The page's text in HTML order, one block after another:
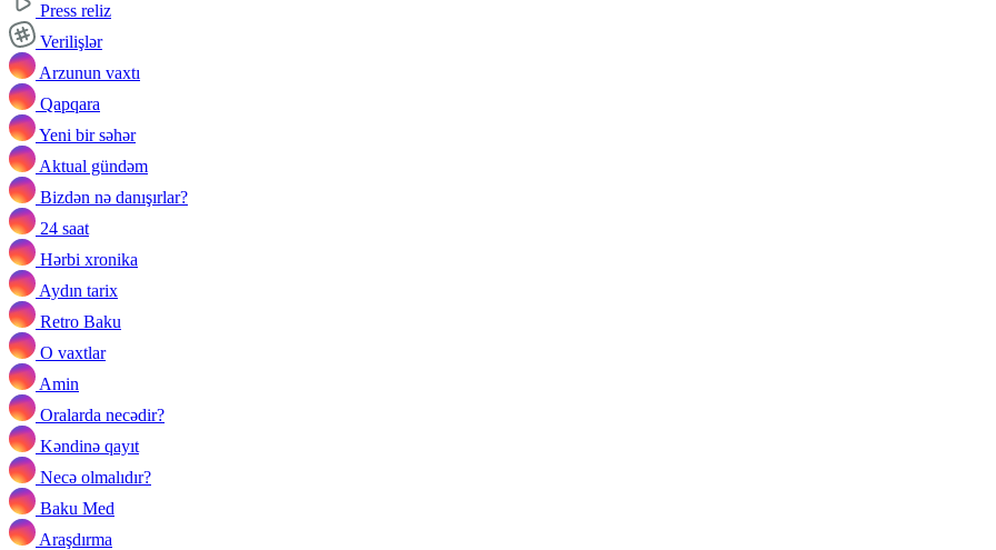
Press reliz
Verilişlər
Arzunun vaxtı
Qapqara
Yeni bir səhər
Aktual gündəm
Bizdən nə danışırlar?
24 saat
Hərbi xronika
Aydın tarix
Retro Baku
O vaxtlar
Amin
Oralarda necədir?
Kəndinə qayıt
Necə olmalıdır?
Baku Med
Araşdırma